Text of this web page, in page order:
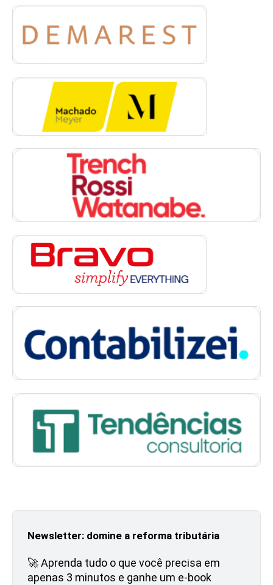
Newsletter: domine a reforma tributária
🚀 Aprenda tudo o que você precisa em
apenas 3 minutos e ganhe um e-book